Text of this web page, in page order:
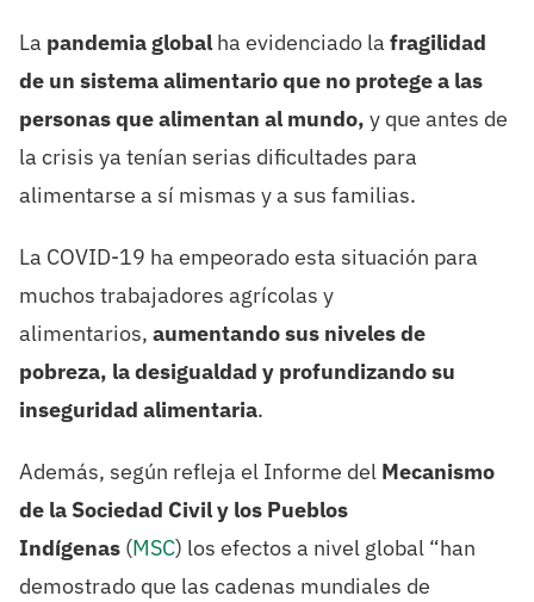
La pandemia globalha evidenciado la fragilidad
de un sistema alimentario que no protege a las
personas que alimentan al mundo, y que antes de
la crisis ya tenían serias dificultades para
alimentarse a sí mismas y a sus familias.
La COVID-19 ha empeorado esta situación para
muchos trabajadores agrícolas y
alimentarios, aumentando sus niveles de
pobreza, la desigualdad y profundizando su
inseguridad alimentaria.
Además, según refleja el Informe del Mecanismo
de la Sociedad Civil y los Pueblos
Indígenas (MSC) los efectos a nivel global “han
demostrado que las cadenas mundiales de